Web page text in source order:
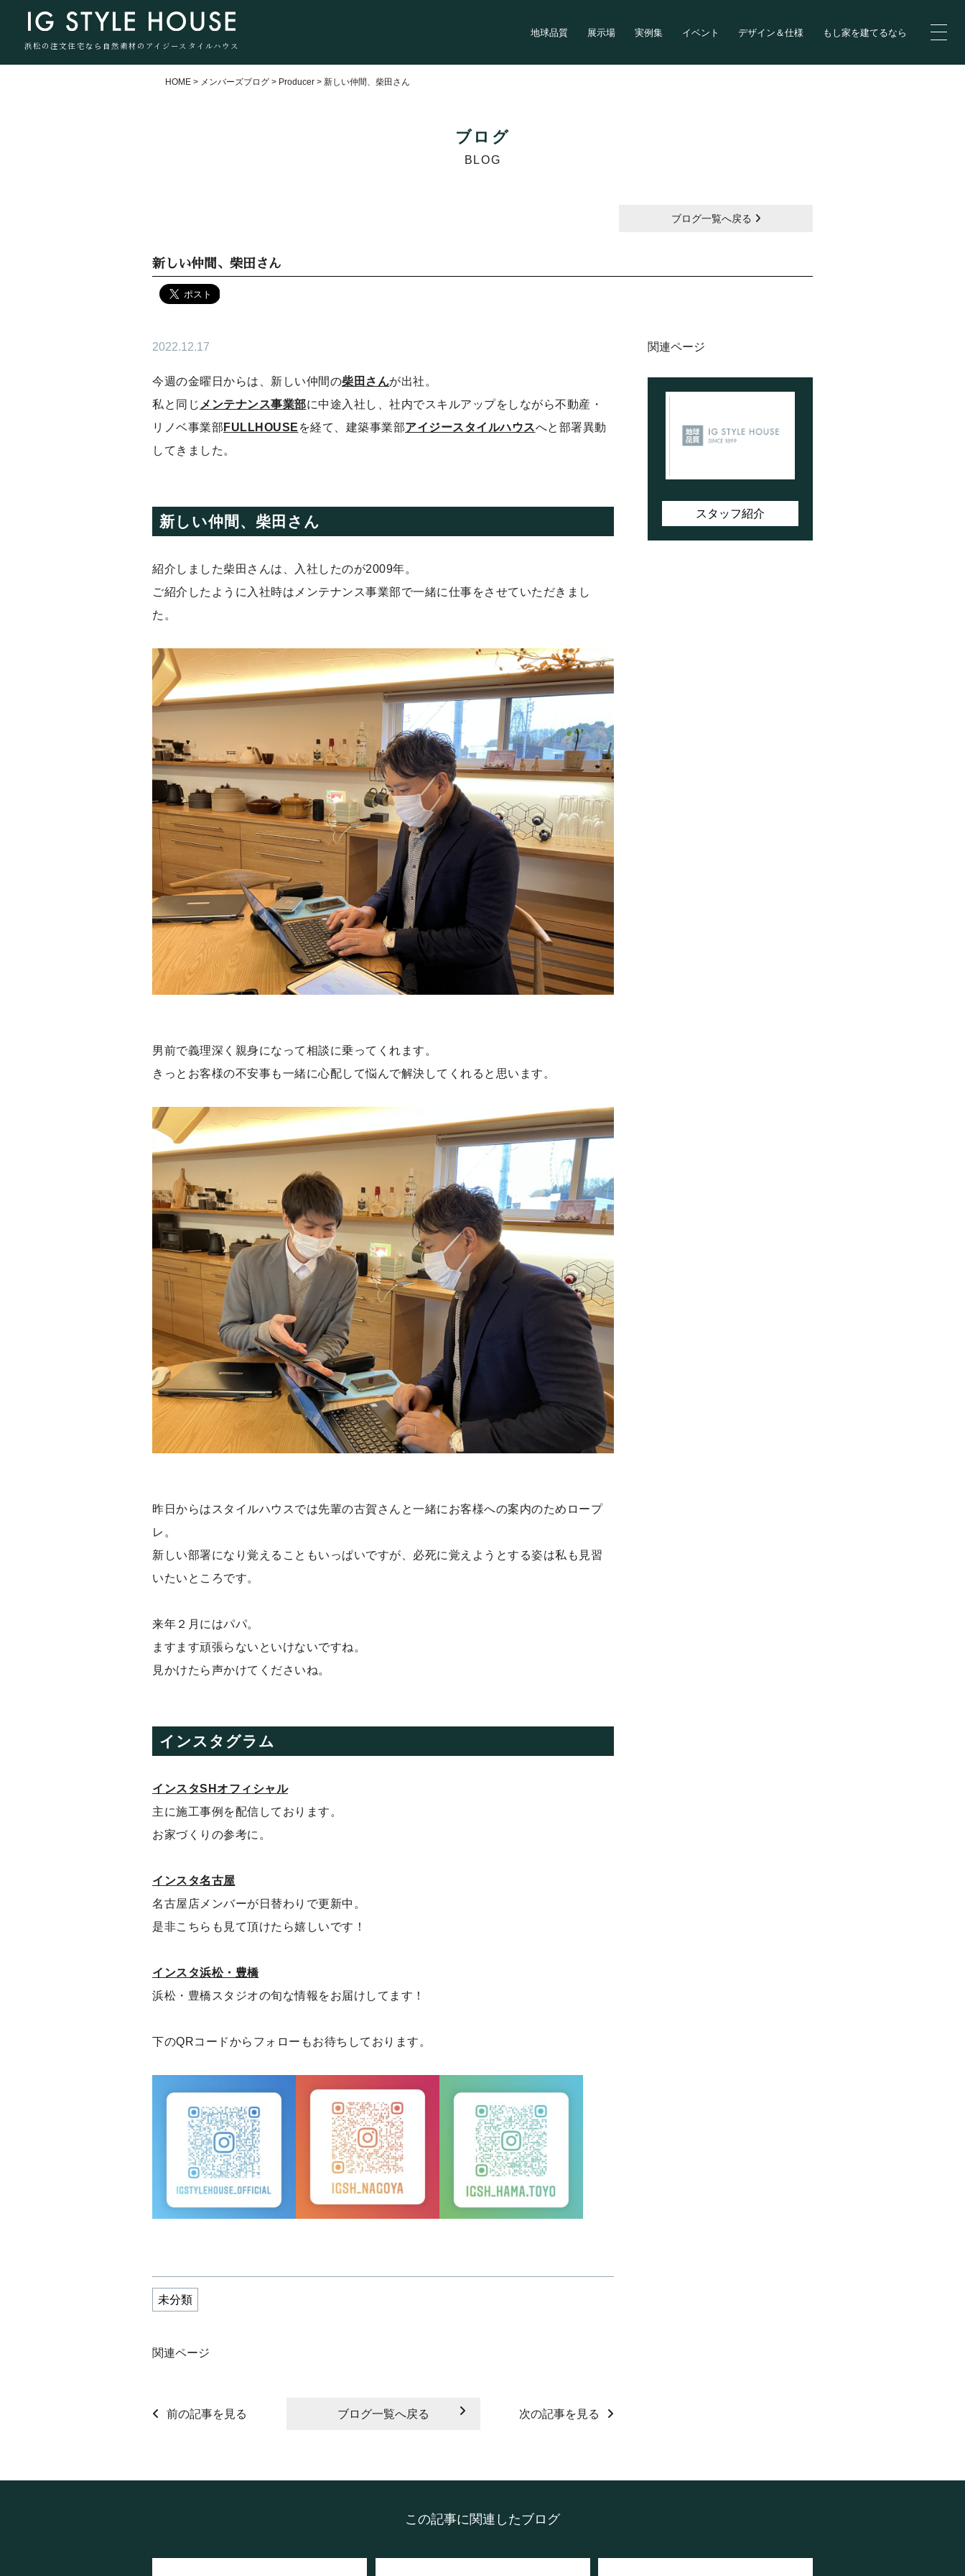
浜松の注文住宅なら自然素材のアイジースタイルハウス
地球品質 展示場 実例集 イベント デザイン＆仕様 もし家を建てるなら
HOME > メンバーズブログ > Producer >新しい仲間、柴田さん
ブログ
BLOG
ブログ一覧へ戻る
新しい仲間、柴田さん
2022.12.17
今週の金曜日からは、新しい仲間の柴田さんが出社。
私と同じ メンテナンス事業部に中途入社し、社内でスキルアップをしながら不動産・
リノベ事業部 FULLHOUSE を経て、建築事業部アイジースタイルハウスへと部署異動
してきました。
新しい仲間、柴田さん
紹介しました柴田さんは、入社したのが2009年。
ご紹介したように入社時はメンテナンス事業部で一緒に仕事をさせていただきまし
た。
男前で義理深く親身になって相談に乗ってくれます。
きっとお客様の不安事も一緒に心配して悩んで解決してくれると思います。
昨日からはスタイルハウスでは先輩の古賀さんと一緒にお客様への案内のためロープ
レ。
新しい部署になり覚えることもいっぱいですが、必死に覚えようとする姿は私も見習
いたいところです。
来年２月にはパパ。
ますます頑張らないといけないですね。
見かけたら声かけてくださいね。
インスタグラム
インスタSHオフィシャル
主に施工事例を配信しております。
お家づくりの参考に。
インスタ名古屋
名古屋店メンバーが日替わりで更新中。
是非こちらも見て頂けたら嬉しいです！
インスタ浜松・豊橋
浜松・豊橋スタジオの旬な情報をお届けしてます！
下のQRコードからフォローもお待ちしております。
未分類
関連ページ
前の記事を見る ブログ一覧へ戻る 次の記事を見る
関連ページ
スタッフ紹介
この記事に関連したブログ